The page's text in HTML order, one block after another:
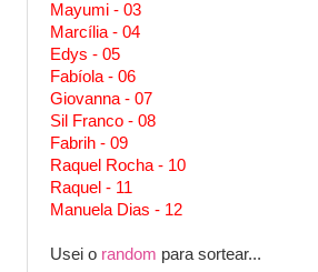
Mayumi - 03
Marcília - 04
Edys - 05
Fabíola - 06
Giovanna - 07
Sil Franco - 08
Fabrih - 09
Raquel Rocha - 10
Raquel - 11
Manuela Dias - 12
Usei o random para sortear...